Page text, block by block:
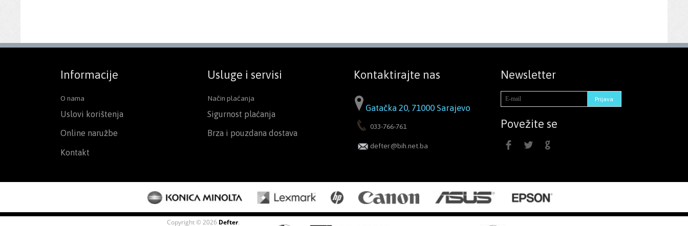
Informacije
O nama
Uslovi korištenja
Online naružbe
Kontakt
Usluge i servisi
Način plaćanja
Sigurnost plaćanja
Brza i pouzdana dostava
Kontaktirajte nas
Gatačka 20, 71000 Sarajevo
033-766-761
defter@bih.net.ba
Newsletter
Povežite se
Copyright © 2026 Defter.